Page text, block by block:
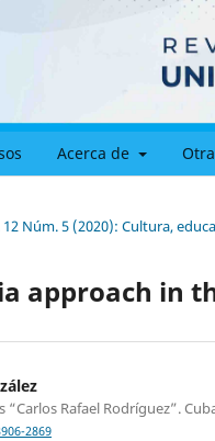
Acerca de
12 Núm. 5 (2020): Cultura,
approach in
Rafael Rodríguez”.
2869